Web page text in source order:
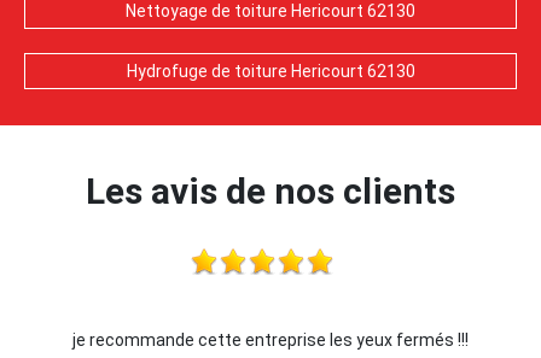
Nettoyage de toiture Hericourt 62130
Hydrofuge de toiture Hericourt 62130
Les avis de nos clients
je recommande cette entreprise les yeux fermés !!!